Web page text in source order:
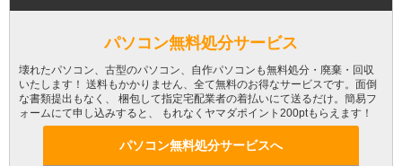
パソコン無料処分サービス
壊れたパソコン、古型のパソコン、自作パソコンも無料処分・廃棄・回収
いたします！ 送料もかかりません、全て無料のお得なサービスです。面倒
な書類提出もなく、 梱包して指定宅配業者の着払いにて送るだけ。簡易フ
ォームにて申し込みすると、 もれなくヤマダポイント200ptもらえます！
パソコン無料処分サービスへ